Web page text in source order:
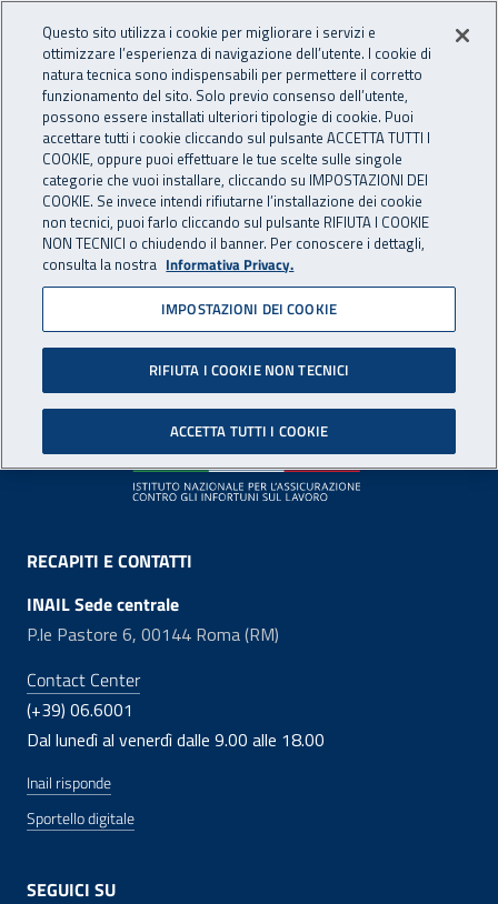
INAIL - Istituto Nazionale
Apri cerca
Navigazione principale
Pagina non disponibile
Il contenuto non è stato trovato. Per continuare la
navigazione è possibile ritornare alla
Footer
RECAPITI E CONTATTI
INAIL Sede centrale
P.le Pastore 6, 00144 Roma (RM)
Contact Center
(+39) 06.6001
Dal lunedì al venerdì dalle 9.00 alle 18.00
Inail risponde
Sportello digitale
SEGUICI SU
Questo sito utilizza i cookie per migliorare i servizi e
ottimizzare l’esperienza di navigazione dell’utente. I cookie di
natura tecnica sono indispensabili per permettere il corretto
funzionamento del sito. Solo previo consenso dell’utente,
possono essere installati ulteriori tipologie di cookie. Puoi
accettare tutti i cookie cliccando sul pulsante ACCETTA TUTTI I
COOKIE, oppure puoi effettuare le tue scelte sulle singole
categorie che vuoi installare, cliccando su IMPOSTAZIONI DEI
COOKIE. Se invece intendi rifiutarne l’installazione dei cookie
non tecnici, puoi farlo cliccando sul pulsante RIFIUTA I COOKIE
NON TECNICI o chiudendo il banner. Per conoscere i dettagli,
consulta la nostra Informativa Privacy.
IMPOSTAZIONI DEI COOKIE
RIFIUTA I COOKIE NON TECNICI
ACCETTA TUTTI I COOKIE